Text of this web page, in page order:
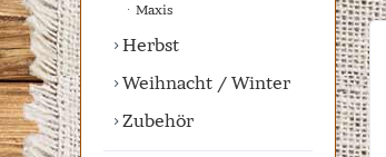
Maxis
Herbst
Weihnacht / Winter
Zubehör